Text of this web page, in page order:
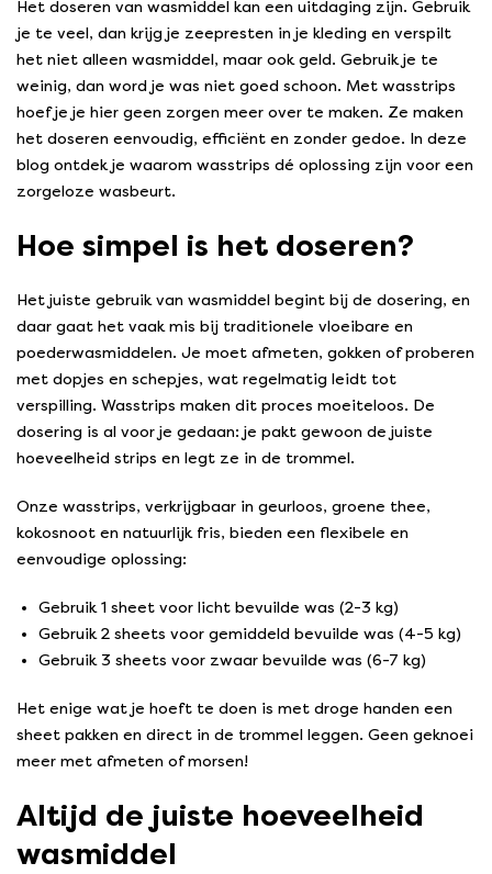
Het doseren van wasmiddel kan een uitdaging zijn. Gebruik
je te veel, dan krijg je zeepresten in je kleding en verspilt
het niet alleen wasmiddel, maar ook geld. Gebruik je te
weinig, dan word je was niet goed schoon. Met wasstrips
hoef je je hier geen zorgen meer over te maken. Ze maken
het doseren eenvoudig, efficiënt en zonder gedoe. In deze
blog ontdek je waarom wasstrips dé oplossing zijn voor een
zorgeloze wasbeurt.
Hoe simpel is het doseren?
Het juiste gebruik van wasmiddel begint bij de dosering, en
daar gaat het vaak mis bij traditionele vloeibare en
poederwasmiddelen. Je moet afmeten, gokken of proberen
met dopjes en schepjes, wat regelmatig leidt tot
verspilling. Wasstrips maken dit proces moeiteloos. De
dosering is al voor je gedaan: je pakt gewoon de juiste
hoeveelheid strips en legt ze in de trommel.
Onze wasstrips, verkrijgbaar in geurloos, groene thee,
kokosnoot en natuurlijk fris, bieden een flexibele en
eenvoudige oplossing:
Gebruik 1 sheet voor licht bevuilde was (2-3 kg)
Gebruik 2 sheets voor gemiddeld bevuilde was (4-5 kg)
Gebruik 3 sheets voor zwaar bevuilde was (6-7 kg)
Het enige wat je hoeft te doen is met droge handen een
sheet pakken en direct in de trommel leggen. Geen geknoei
meer met afmeten of morsen!
Altijd de juiste hoeveelheid
wasmiddel